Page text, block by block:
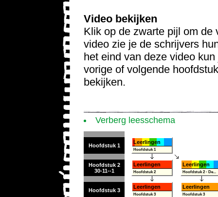
Video bekijken
Klik op de zwarte pijl om de
video zie je de schrijvers
het eind van deze video
vorige of volgende
bekijken.
Verberg leesschema
Hoofdstuk 1
Leerlingen
Hoofdstuk 1
Hoofdstuk 2
30-11--1
Leerlingen
Hoofdstuk 2
Leerlingen
Hoofdstuk 2 - De...
Hoofdstuk 3
Leerlingen
Hoofdstuk 3
Leerlingen
Hoofdstuk 3